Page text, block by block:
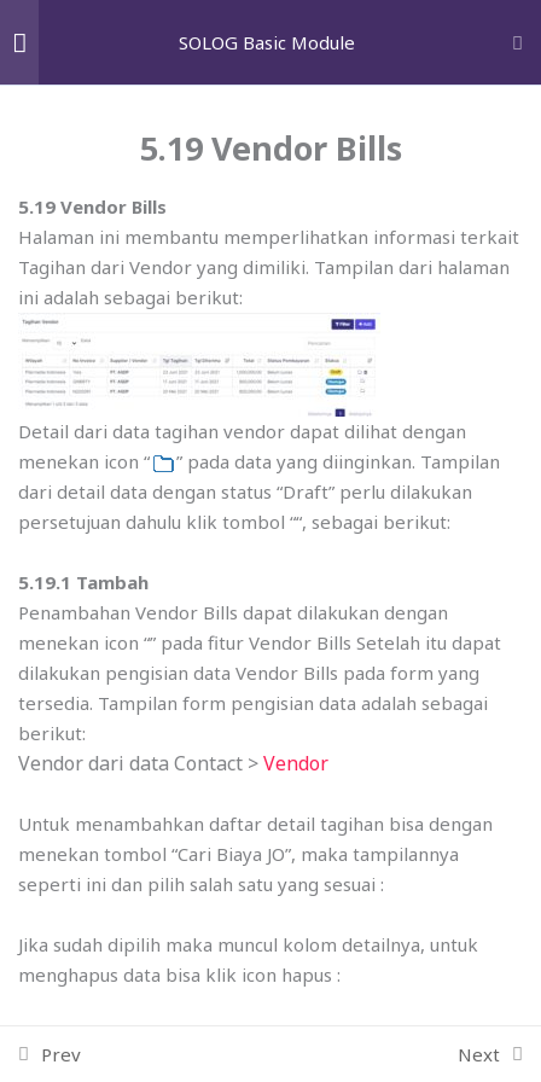
courses SOLOG Modules
SOLOG Basic Module
Setting Aplikasi
Manajemen Kontak
Marketing & Tarif 11
Operasional 25
5.2 Voyage Schedule
5.3 Air Craft Schedule
5.4 Train Schedule
5.6 Work Order
5.8 Loco
5.9 Transaction Approval
5.19 Vendor Bills
5.19 Vendor Bills
Halaman ini membantu memperlihatkan informasi terkait
Tagihan dari Vendor yang dimiliki. Tampilan dari halaman
ini adalah sebagai berikut:
Detail dari data tagihan vendor dapat dilihat dengan
menekan icon “
” pada data yang diinginkan. Tampilan
dari detail data dengan status “Draft” perlu dilakukan
persetujuan dahulu klik tombol ““, sebagai berikut:
5.19.1 Tambah
Penambahan Vendor Bills dapat dilakukan dengan
menekan icon “” pada fitur Vendor Bills Setelah itu dapat
dilakukan pengisian data Vendor Bills pada form yang
tersedia. Tampilan form pengisian data adalah sebagai
berikut:
Vendor dari data Contact >Vendor
Untuk menambahkan daftar detail tagihan bisa dengan
menekan tombol “Cari Biaya JO”, maka tampilannya
seperti ini dan pilih salah satu yang sesuai :
Jika sudah dipilih maka muncul kolom detailnya, untuk
menghapus data bisa klik icon hapus :
Prev Next
Paid search marketing
Search engine optimization
Email marketing
Conversion rate optimization
Social Media Marketing
Google shopping
Influencer marketing
Amazon shopping
© 2026 VamTam. All rights reserved.
Terms & Conditions
Privacy Policy
I
n
s
t
g
r
a
m
T
t
e
r
F
e
o
o
k
Y
o
u
t
b
e